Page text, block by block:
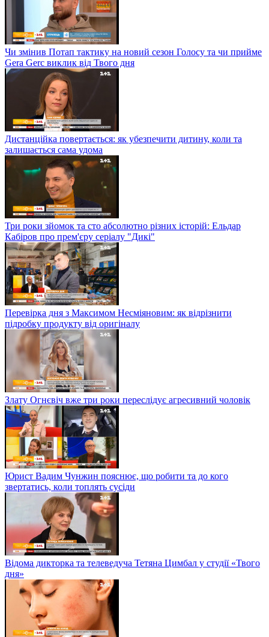
Чи змінив Потап тактику на новий сезон Голосу та чи прийме
Gera Gerc виклик від Твого дня
Дистанційка повертається: як убезпечити дитину, коли та
залишається сама удома
Три роки зйомок та сто абсолютно різних історій: Ельдар
Кабіров про прем'єру серіалу "Дикі"
Перевірка дня з Максимом Несміяновим: як відрізнити
підробку продукту від оригіналу
Злату Огнєвіч вже три роки переслідує агресивний чоловік
Юрист Вадим Чунжин пояснює, що робити та до кого
звертатись, коли топлять сусіди
Відома дикторка та телеведуча Тетяна Цимбал у студії «Твого
дня»